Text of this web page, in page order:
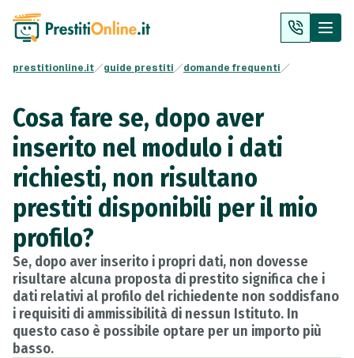
prestitionline.it guide prestiti domande frequenti
Cosa fare se, dopo aver
inserito nel modulo i dati
richiesti, non risultano
prestiti disponibili per il mio
profilo?
Se, dopo aver inserito i propri dati, non dovesse
risultare alcuna proposta di prestito significa che i
dati relativi al profilo del richiedente non soddisfano
i requisiti di ammissibilità di nessun Istituto. In
questo caso è possibile optare per un importo più
basso.